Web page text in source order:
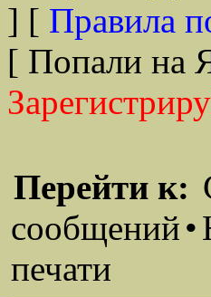
] [ Правила
[ Попали на
Перейти к:
сообщений•
печати